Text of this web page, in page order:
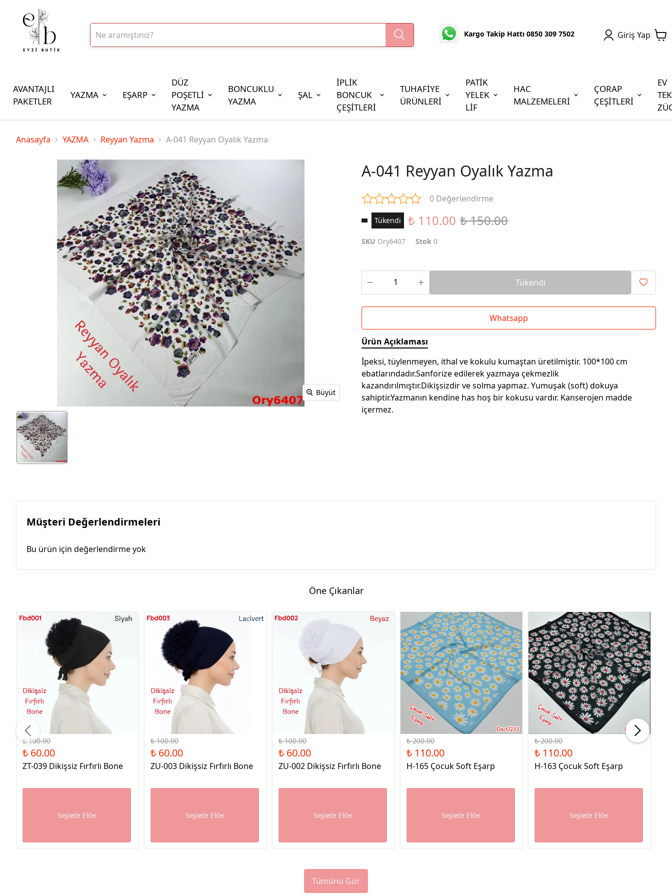
Kargo Takip Hattı 0850 309 7502 Giriş Yap
AVANTAJLI
PAKETLER
YAZMA EŞARP
DÜZ
POŞETLİ
YAZMA
BONCUKLU
YAZMA
ŞAL
İPLİK
BONCUK
ÇEŞİTLERİ
İplik Çeşitleri
20gr Reyyan Polyester İp
100gr Altınbaşak Polyester İp
350gr Altınbaşak Polyester İp
Cezaevi Boncuğu
TUHAFİYE
ÜRÜNLERİ
PATİK
YELEK
LİF
HAC
MALZEMELERİ
ÇORAP
ÇEŞİTLERİ
EV
Anasayfa YAZMA Reyyan Yazma A-041 Reyyan Oyalık Yazma
Büyüt
A-041 Reyyan Oyalık Yazma
0 Değerlendirme
Tükendi ₺ 110.00 ₺ 150.00
SKU Ory6407 Stok 0
Tükendi
Whatsapp
Ürün Açıklaması
İpeksi, tüylenmeyen, ithal ve kokulu kumaştan üretilmiştir. 100*100 cm
ebatlarındadır.Sanforize edilerek yazmaya çekmezlik
kazandırılmıştır.Dikişsizdir ve solma yapmaz. Yumuşak (soft) dokuya
sahiptir.Yazmanın kendine has hoş bir kokusu vardır. Kanserojen madde
içermez.
Müşteri Değerlendirmeleri
Bu ürün için değerlendirme yok
Öne Çıkanlar
%40 İndirim
₺ 100.00
₺ 60.00
ZT-039 Dikişsiz Fırfırlı Bone
Sepete Ekle
₺ 100.00
₺ 60.00
ZU-003 Dikişsiz Fırfırlı Bone
Sepete Ekle
%40 İndirim
₺ 100.00
₺ 60.00
ZU-002 Dikişsiz Fırfırlı Bone
Sepete Ekle
%45 İndirim
₺ 200.00
₺ 110.00
H-165 Çocuk Soft Eşarp
Sepete Ekle
%45 İndirim
₺ 200.00
₺ 110.00
H-163 Çocuk Soft Eşarp
Sepete Ekle
Tümünü Gör